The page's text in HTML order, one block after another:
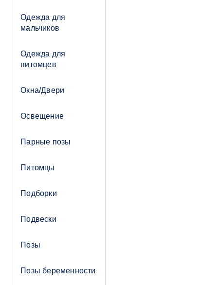
Одежда для
мальчиков
Одежда для
питомцев
Окна/Двери
Освещение
Парные позы
Питомцы
Подборки
Подвески
Позы
Позы беременности